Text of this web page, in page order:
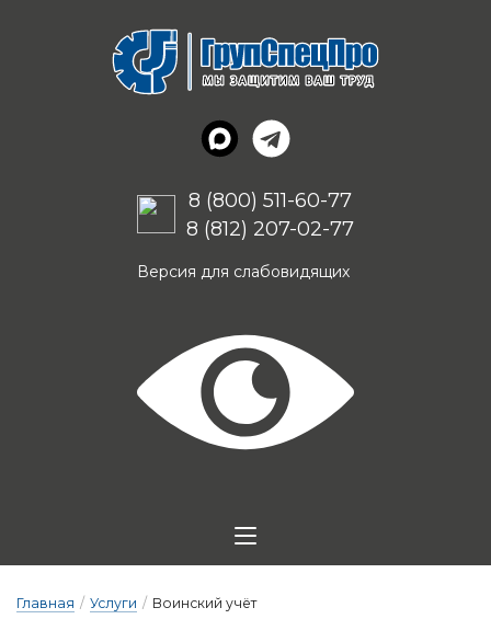
8 (800) 511-60-77
8 (812) 207-02-77
Версия для слабовидящих
Главная / Услуги / Воинский учёт